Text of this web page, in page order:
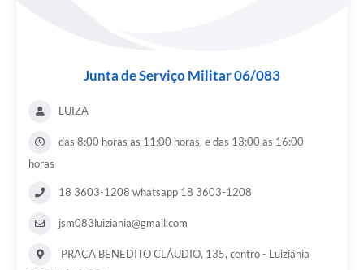
Junta de Serviço Militar 06/083
LUIZA
das 8:00 horas as 11:00 horas, e das 13:00 as 16:00
horas
18 3603-1208 whatsapp 18 3603-1208
jsm083luiziania@gmail.com
PRAÇA BENEDITO CLÁUDIO, 135, centro - Luiziânia